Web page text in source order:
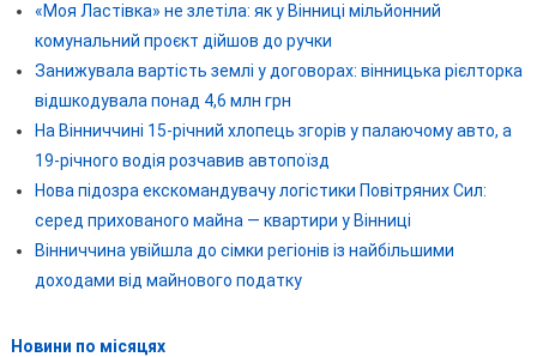
«Моя Ластівка» не злетіла: як у Вінниці мільйонний
комунальний проєкт дійшов до ручки
Занижувала вартість землі у договорах: вінницька рієлторка
відшкодувала понад 4,6 млн грн
На Вінниччині 15-річний хлопець згорів у палаючому авто, а
19-річного водія розчавив автопоїзд
Нова підозра екскомандувачу логістики Повітряних Сил:
серед прихованого майна — квартири у Вінниці
Вінниччина увійшла до сімки регіонів із найбільшими
доходами від майнового податку
Новини по місяцях